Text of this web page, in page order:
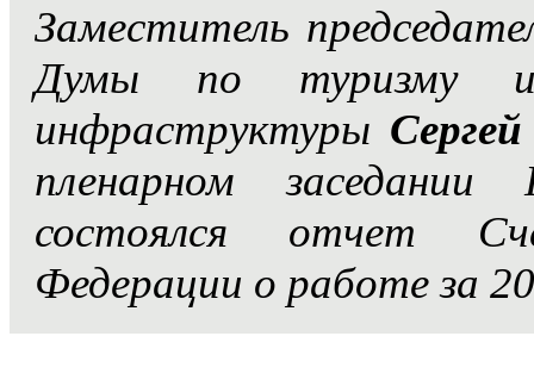
Заместитель
Думы по туризму и
инфраструктуры
пленарном
состоялся отчет
Федерации о работе за